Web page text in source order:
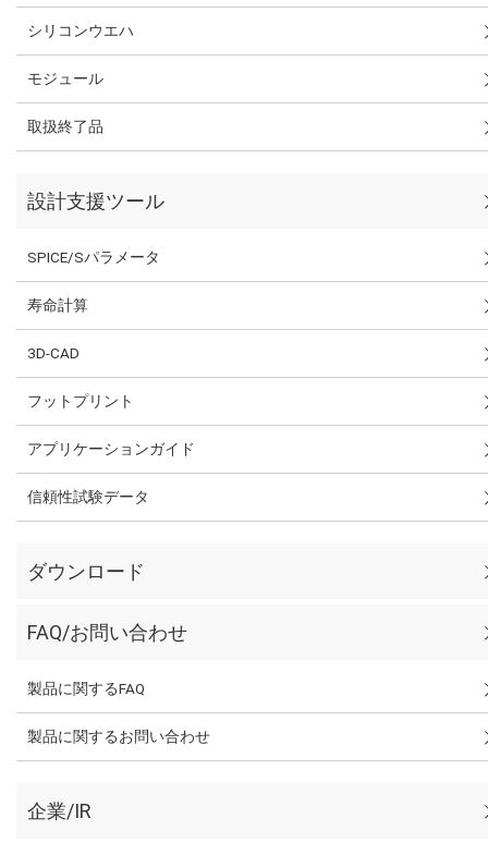
シリコンウエハ
モジュール
取扱終了品
設計支援ツール
SPICE/Sパラメータ
寿命計算
3D-CAD
フットプリント
アプリケーションガイド
信頼性試験データ
ダウンロード
FAQ/お問い合わせ
製品に関するFAQ
製品に関するお問い合わせ
企業/IR